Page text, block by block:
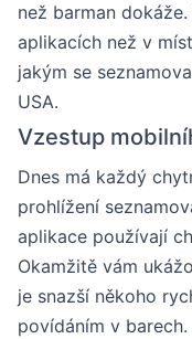
než barman
aplikacích než v
jakým se
USA.
Vzestup
Dnes má každý
prohlížení
aplikace používají
Okamžitě vám
je snazší někoho
povídáním v barech.